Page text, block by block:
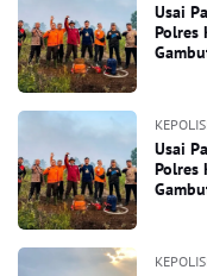
Usai
Polres
Usai
Polres